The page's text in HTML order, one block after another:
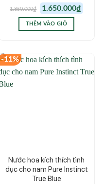
1.850.000₫
Giá
gốc
là:
1.850.000₫.
1.650.000₫ hiện
THÊM VÀO GIỎ
-11%
Nước hoa kích thích tình
dục cho nam Pure Instinct
True Blue